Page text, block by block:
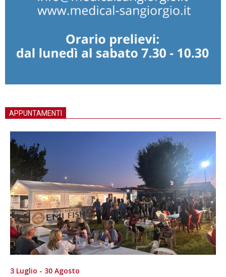
APPUNTAMENTI
3 Luglio - 30 Agosto